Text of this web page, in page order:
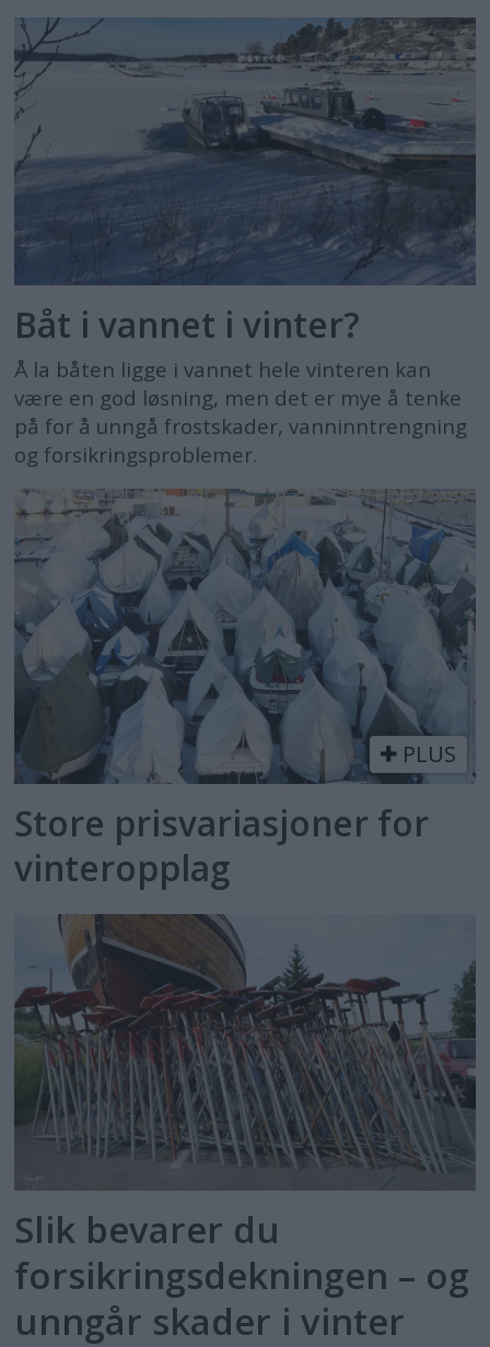
Båt i vannet i vinter?
Å la båten ligge i vannet hele vinteren kan
være en god løsning, men det er mye å tenke
på for å unngå frostskader, vanninntrengning
og forsikringsproblemer.
PLUS
Store prisvariasjoner for
vinteropplag
Slik bevarer du
forsikringsdekningen – og
unngår skader i vinter